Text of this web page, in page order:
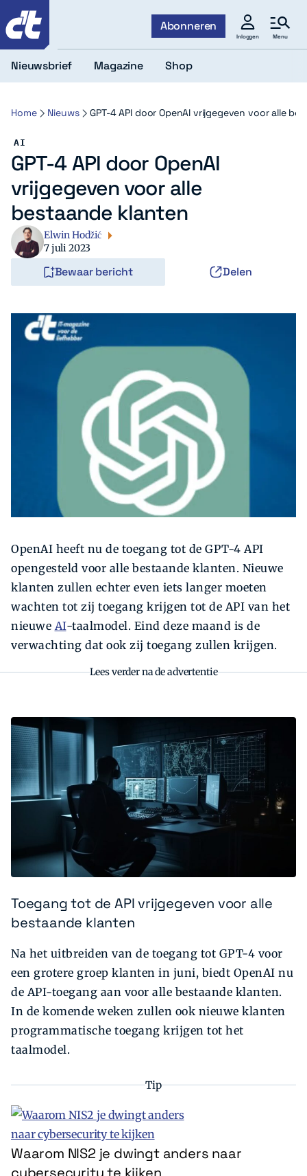
Abonneren
Inloggen Menu
Nieuwsbrief Magazine Shop
Home Nieuws GPT-4 API door OpenAI vrijgegeven voor alle
AI
GPT-4 API door OpenAI
vrijgegeven voor alle
bestaande klanten
Elwin Hodžić
7 juli 2023
Bewaar bericht Delen
OpenAI heeft nu de toegang tot de GPT-4 API
opengesteld voor alle bestaande klanten. Nieuwe
klanten zullen echter even iets langer moeten
wachten tot zij toegang krijgen tot de API van het
nieuwe AI-taalmodel. Eind deze maand is de
verwachting dat ook zij toegang zullen krijgen.
Lees verder na de advertentie
Toegang tot de API vrijgegeven voor alle
bestaande klanten
Na het uitbreiden van de toegang tot GPT-4 voor
een grotere groep klanten in juni, biedt OpenAI nu
de API-toegang aan voor alle bestaande klanten.
In de komende weken zullen ook nieuwe klanten
programmatische toegang krijgen tot het
taalmodel.
Tip
Waarom NIS2 je dwingt anders naar
cybersecurity te kijken